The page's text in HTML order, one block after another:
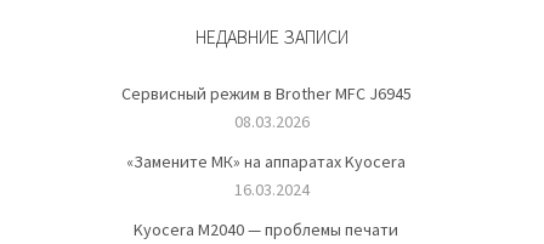
НЕДАВНИЕ ЗАПИСИ
Сервисный режим в Brother MFC J6945
08.03.2026
«Замените МК» на аппаратах Kyocera
16.03.2024
Kyocera M2040 — проблемы печати